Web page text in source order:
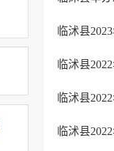
临沭县
临沭县
临沭县
临沭县